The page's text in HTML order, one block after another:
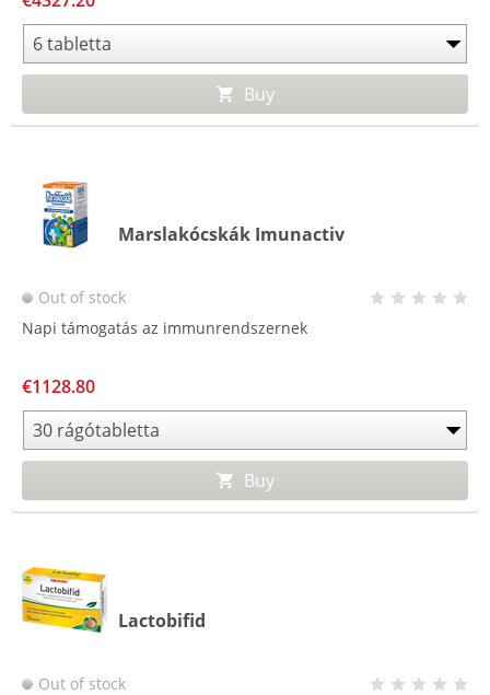
Buy
Marslakócskák Imunactiv
Out of stock
Napi támogatás az immunrendszernek
€1128.80
Buy
Lactobifid
Out of stock